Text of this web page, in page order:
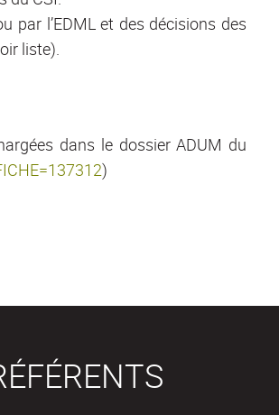
par l’EDML et des décisions des
liste).
dans le dossier ADUM du
)